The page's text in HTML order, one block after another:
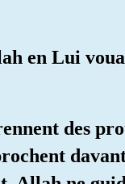
en Lui
des